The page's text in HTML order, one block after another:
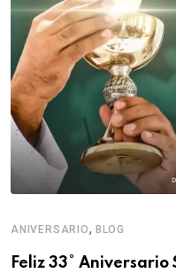
ANIVERSARIO, BLOG
Feliz 33°